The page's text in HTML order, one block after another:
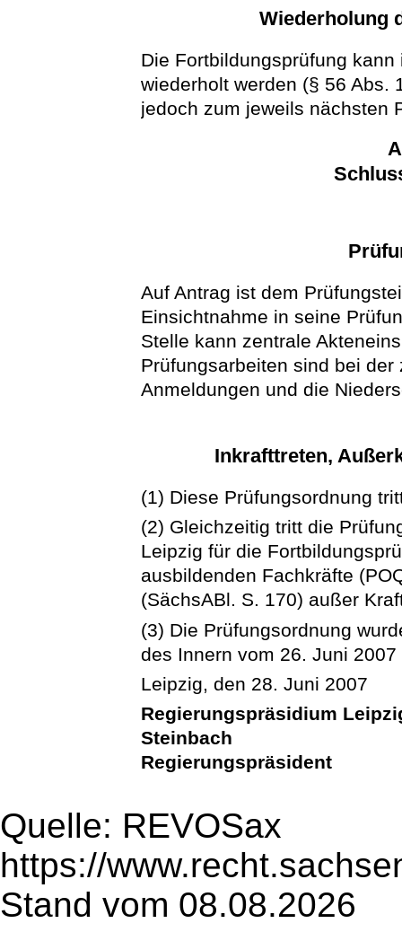
Wiederholung
Die Fortbildungsprüfung
wiederholt werden (§ 56 Abs.
jedoch zum jeweils nächsten
Auf Antrag ist dem
Einsichtnahme in seine
Stelle kann zentrale
Prüfungsarbeiten sind bei
Anmeldungen und die
Inkrafttreten,
(1) Diese Prüfungsordnung
(2) Gleichzeitig tritt die
Leipzig für die
ausbildenden Fachkräfte
(SächsABl. S. 170) außer
(3) Die Prüfungsordnung
des Innern vom 26. Juni
Leipzig, den 28. Juni 2007
Regierungspräsidium
Steinbach
Regierungspräsident
Quelle: REVOSax
https://
Stand vom 08.08.2026